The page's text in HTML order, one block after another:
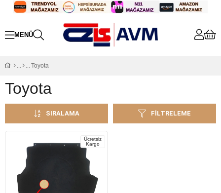
Toyota
Toyota
FILTRELEME
SIRALAMA
Ücretsiz
Kargo